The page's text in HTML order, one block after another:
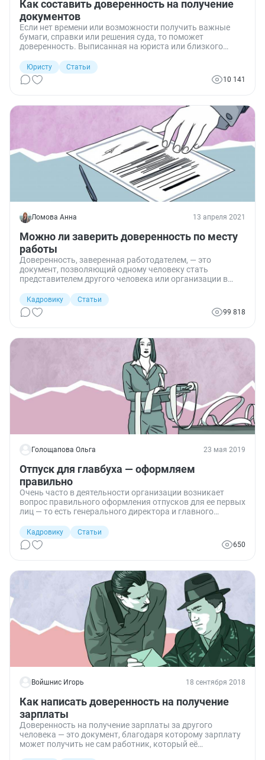
Как составить доверенность на получение
документов
Если нет времени или возможности получить важные
бумаги, справки или решения суда, то поможет
доверенность. Выписанная на юриста или близкого
это и для организаций, и для отдельных граждан.
Рассказываем, как составить текст доверенности на
получение документов и как ее оформить.
Юристу
Статьи
10 141
Ломова Анна 13 апреля 2021
Можно ли заверить доверенность по месту
работы
Доверенность, заверенная работодателем, — это
документ, позволяющий одному человеку стать
представителем другого человека или организации в
передавать деньги, защищать интересы в суде. Она
действительна лишь до тех пор, пока представитель
трудится на предприятии, выдавшем ее. Если он
Кадровику
Статьи
99 818
Голощапова Ольга 23 мая 2019
Отпуск для главбуха — оформляем
правильно
Очень часто в деятельности организации возникает
вопрос правильного оформления отпусков для ее первых
лиц — то есть генерального директора и главного
очередь в связи с делегированием права подписи и
принятия решений. Разберемся в том, как сделать это с
соблюдением требований законодательства и правил
Кадровику
Статьи
650
Войшнис Игорь 18 сентября 2018
Как написать доверенность на получение
зарплаты
Доверенность на получение зарплаты за другого
человека — это документ, благодаря которому зарплату
может получить не сам работник, который её